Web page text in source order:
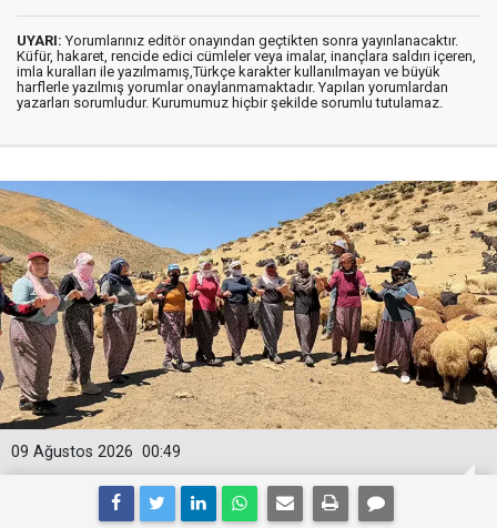
UYARI: Yorumlarınız editör onayından geçtikten sonra yayınlanacaktır.
Küfür, hakaret, rencide edici cümleler veya imalar, inançlara saldırı içeren,
imla kuralları ile yazılmamış,Türkçe karakter kullanılmayan ve büyük
harflerle yazılmış yorumlar onaylanmamaktadır. Yapılan yorumlardan
yazarları sorumludur. Kurumumuz hiçbir şekilde sorumlu tutulamaz.
00:49
09 Ağustos 2026